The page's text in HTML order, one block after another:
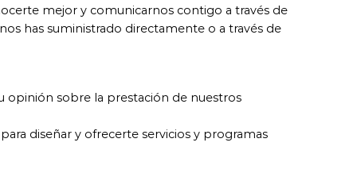
mejor y comunicarnos contigo a través de
has suministrado directamente o a través de
opinión sobre la prestación de nuestros
diseñar y ofrecerte servicios y programas